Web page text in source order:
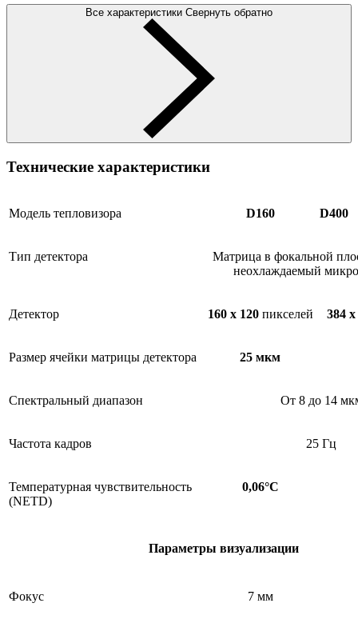
Все характеристики Свернуть обратно
Технические характеристики
Модель тепловизора D160 D400
Тип детектора
Матрица в фокальной
неохлаждаемый
Детектор 160 x 120пикселей 384 x
Размер ячейки матрицы детектора 25 мкм
Спектральный диапазон От 8 до 14
Частота кадров 25 Гц
Температурная чувствительность
(NETD)
0,06°С
Параметры визуализации
Фокус 7 мм